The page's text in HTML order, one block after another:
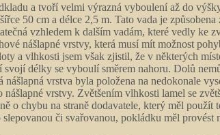
a tvoří velmi výrazná vyboulení až do
50 cm a délce 2,5 m. Tato vada je způsobena
vzhledem k dalším vadám, které vedly ke
nášlapné vrstvy, která musí mít možnost
a vlhkosti jsem však zjistil, že v některých
délky se vyboulí směrem nahoru. Dolů
vrstva byla položena na nedokonale
vrstvy. Zvětšením vlhkosti lamel se
chybu na straně dodavatele, který měl použít
či svařovanou, pokládku měl